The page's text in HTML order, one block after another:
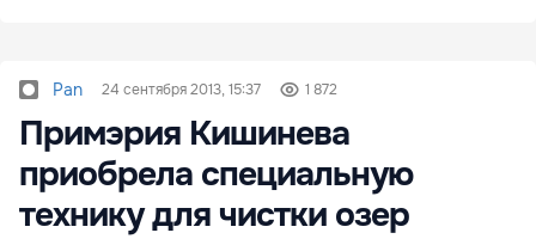
Pan 24 сентября 2013, 15:37 1 872
Примэрия Кишинева
приобрела специальную
технику для чистки озер